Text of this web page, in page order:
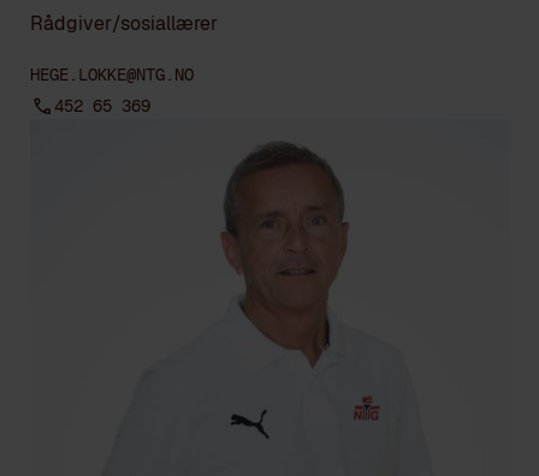
Rådgiver/sosiallærer
HEGE.LOKKE@NTG.NO
452 65 369